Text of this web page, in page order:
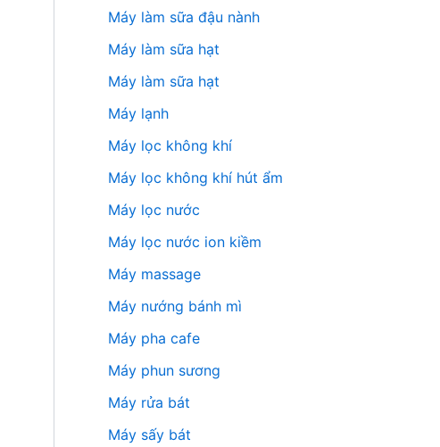
Máy làm sữa đậu nành
Máy làm sữa hạt
Máy làm sữa hạt
Máy lạnh
Máy lọc không khí
Máy lọc không khí hút ẩm
Máy lọc nước
Máy lọc nước ion kiềm
Máy massage
Máy nướng bánh mì
Máy pha cafe
Máy phun sương
Máy rửa bát
Máy sấy bát